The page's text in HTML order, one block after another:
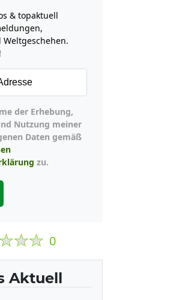
& topaktuell
Weltgeschehen.
Nutzung meiner
Daten gemäß
zu.
0
Aktuell